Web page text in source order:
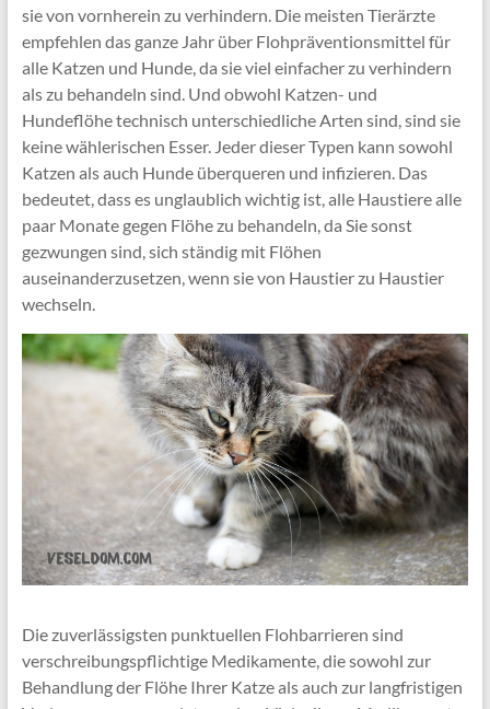
sie von vornherein zu verhindern. Die meisten Tierärzte
empfehlen das ganze Jahr über Flohpräventionsmittel für
alle Katzen und Hunde, da sie viel einfacher zu verhindern
als zu behandeln sind. Und obwohl Katzen- und
Hundeflöhe technisch unterschiedliche Arten sind, sind sie
keine wählerischen Esser. Jeder dieser Typen kann sowohl
Katzen als auch Hunde überqueren und infizieren. Das
bedeutet, dass es unglaublich wichtig ist, alle Haustiere alle
paar Monate gegen Flöhe zu behandeln, da Sie sonst
gezwungen sind, sich ständig mit Flöhen
auseinanderzusetzen, wenn sie von Haustier zu Haustier
wechseln.
Die zuverlässigsten punktuellen Flohbarrieren sind
verschreibungspflichtige Medikamente, die sowohl zur
Behandlung der Flöhe Ihrer Katze als auch zur langfristigen